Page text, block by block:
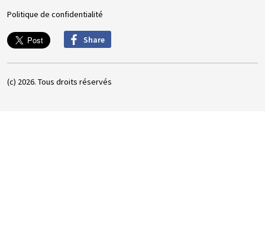
Politique de confidentialité
Share
(c) 2026. Tous droits réservés